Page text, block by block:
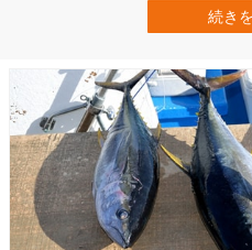
イン) 」が注目を集めています。
がんの特徴をもとに仮想モデルを
続き